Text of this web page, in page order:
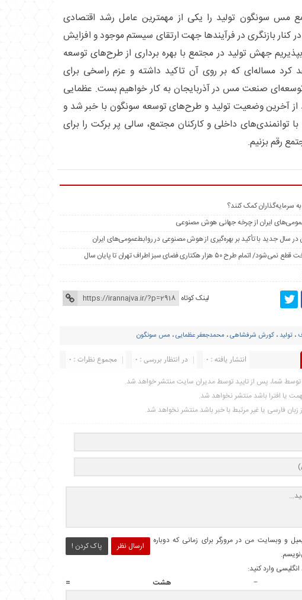
مس سونگون تولید را یکی از مهمترین عامل رشد اقتصادی
کنار بازنگری در فرآیند‌ها جهت ارتقای سیستم موجود و افزایش
جهش تولید در مجتمع با بهره برداری از طرح‌های توسعه
کرد مساله‌ای که بر روی آن تاکید داشته و عزم راسخی برای
صنعت مس در آذربایجان به کار خواهیم بست. عظمایی
از آخرین وضعیت تولید و طرح‌های توسعه سونگون با خبر شد و
توانمندی‌های داخلی و کارکنان مجتمع، سالی پر برکت را برای
رقم بزنیم.
سرمایه‌گذاران کمک کنند؟
ایران از چرخه جهانی هوش مصنوعی
در سال جدید با تأکید بر بهره‌گیری از هوش مصنوعی در روابط‌عمومی‌های ایران
۵۰ هزار هکتاری فضای سبز اطراف تهران تا پایان سال
لینک کوتاه
، تولید ، کورش شرفشاهی، محمدجعفر عظمایی، مس سونگون
مجموع نظرات : 0 در انتظار بررسی : 0 انتشار یافته : 0
شما، پس از تایید توسط مدیران سایت منتشر خواهد شد.
یا افترا باشد منتشر نخواهد شد.
زبان فارسی یا غیر مرتبط با خبر باشد منتشر نخواهد شد.
ارسال نظر پاک کردن !
و وبسایت من در مرورگر برای زمانی که دوباره
وارد کنید:
− هشت =